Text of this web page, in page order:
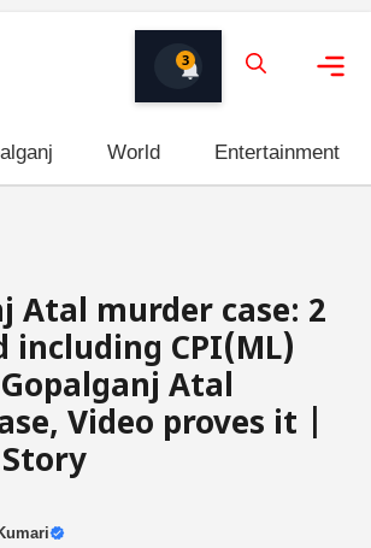
3
World Entertainment
Atal murder case: 2
including CPI(ML)
Atal
Video proves it |